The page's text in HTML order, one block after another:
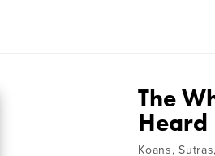
The
Heard
Koans,